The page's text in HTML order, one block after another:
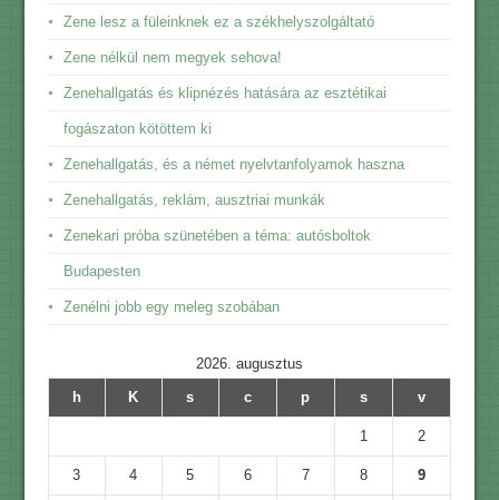
Zene lesz a füleinknek ez a székhelyszolgáltató
Zene nélkül nem megyek sehova!
Zenehallgatás és klipnézés hatására az esztétikai
fogászaton kötöttem ki
Zenehallgatás, és a német nyelvtanfolyamok haszna
Zenehallgatás, reklám, ausztriai munkák
Zenekari próba szünetében a téma: autósboltok
Budapesten
Zenélni jobb egy meleg szobában
2026. augusztus
h
K s c p s v
1 2
3 4 5 6 7 8 9